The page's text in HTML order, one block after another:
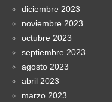
diciembre 2023
noviembre 2023
octubre 2023
septiembre 2023
agosto 2023
abril 2023
marzo 2023